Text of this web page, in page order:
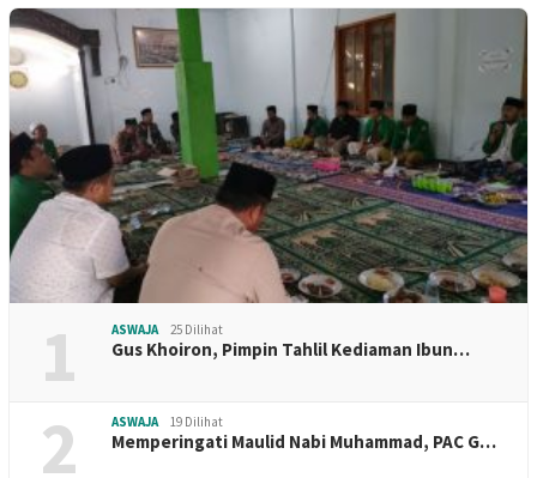
1 ASWAJA 25 Dilihat
Gus Khoiron, Pimpin Tahlil Kediaman Ibun…
2 ASWAJA 19 Dilihat
Memperingati Maulid Nabi Muhammad, PAC G…